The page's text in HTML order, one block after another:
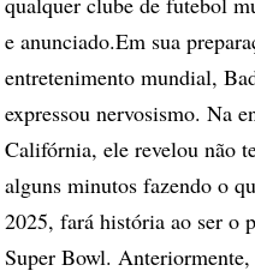
e anunciado.Em sua
entretenimento mundial,
expressou nervosismo. Na
Califórnia, ele revelou não
alguns minutos fazendo o
2025, fará história ao ser o
Super Bowl.